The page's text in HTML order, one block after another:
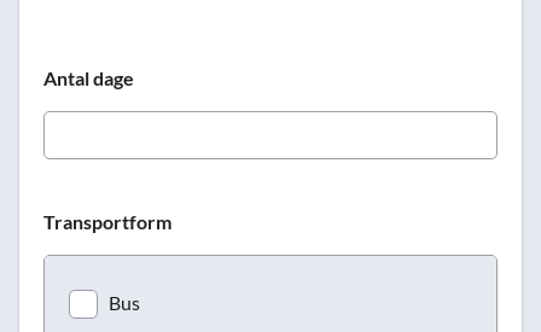
Antal dage
Transportform
Bus